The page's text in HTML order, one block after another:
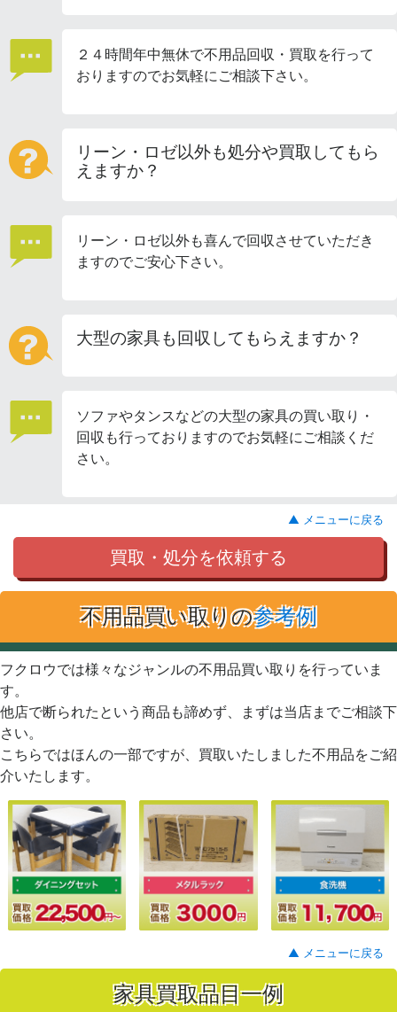
２４時間年中無休で不用品回収・買取を行って
おりますのでお気軽にご相談下さい。
リーン・ロゼ以外も処分や買取してもら
えますか？
リーン・ロゼ以外も喜んで回収させていただき
ますのでご安心下さい。
大型の家具も回収してもらえますか？
ソファやタンスなどの大型の家具の買い取り・
回収も行っておりますのでお気軽にご相談くだ
さい。
▲ メニューに戻る
買取・処分を依頼する
不用品買い取りの参考例
フクロウでは様々なジャンルの不用品買い取りを行っていま
す。
他店で断られたという商品も諦めず、まずは当店までご相談下
さい。
こちらではほんの一部ですが、買取いたしました不用品をご紹
介いたします。
▲ メニューに戻る
家具買取品目一例